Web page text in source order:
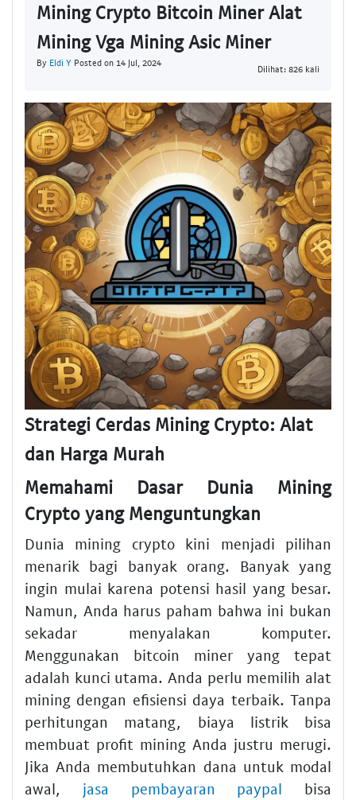
Mining Crypto Bitcoin Miner Alat
Mining Vga Mining Asic Miner
By Eldi Y Posted on 14 Jul, 2024
Dilihat: 826 kali
Strategi Cerdas Mining Crypto: Alat
dan Harga Murah
Memahami Dasar Dunia Mining
Crypto yang Menguntungkan
Dunia mining crypto kini menjadi pilihan
menarik bagi banyak orang. Banyak yang
ingin mulai karena potensi hasil yang besar.
Namun, Anda harus paham bahwa ini bukan
sekadar menyalakan komputer.
Menggunakan bitcoin miner yang tepat
adalah kunci utama. Anda perlu memilih alat
mining dengan efisiensi daya terbaik. Tanpa
perhitungan matang, biaya listrik bisa
membuat profit mining Anda justru merugi.
Jika Anda membutuhkan dana untuk modal
awal, jasa pembayaran paypal bisa